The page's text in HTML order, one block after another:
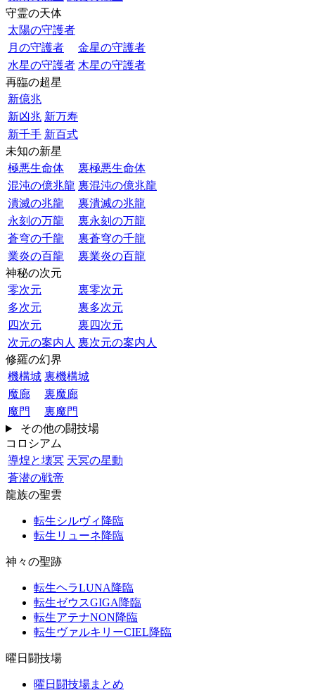
守霊の天体
太陽の守護者
月の守護者
金星の守護者
水星の守護者 木星の守護者
再臨の超星
新億兆
新凶兆 新万寿
新千手 新百式
未知の新星
極悪生命体
裏極悪生命体
混沌の億兆龍 裏混沌の億兆龍
潰滅の兆龍
裏潰滅の兆龍
永刻の万龍
裏永刻の万龍
蒼穹の千龍
裏蒼穹の千龍
業炎の百龍
裏業炎の百龍
神秘の次元
零次元
裏零次元
多次元
裏多次元
四次元
裏四次元
次元の案内人 裏次元の案内人
修羅の幻界
機構城 裏機構城
魔廊
裏魔廊
魔門
裏魔門
その他の闘技場
コロシアム
導煌と壊冥 天冥の星動
蒼潜の戦帝
龍族の聖雲
転生シルヴィ降臨
転生リューネ降臨
神々の聖跡
転生ヘラLUNA降臨
転生ゼウスGIGA降臨
転生アテナNON降臨
転生ヴァルキリーCIEL降臨
曜日闘技場
曜日闘技場まとめ